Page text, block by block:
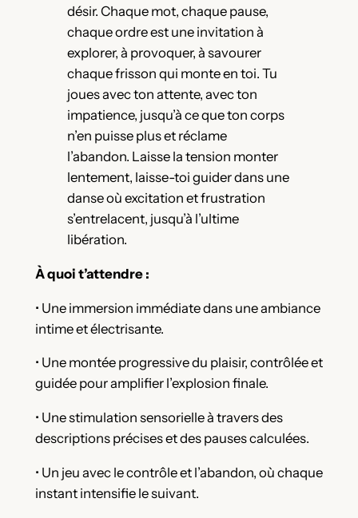
désir. Chaque mot, chaque pause,
chaque ordre est une invitation à
explorer, à provoquer, à savourer
chaque frisson qui monte en toi. Tu
joues avec ton attente, avec ton
impatience, jusqu’à ce que ton corps
n’en puisse plus et réclame
l’abandon. Laisse la tension monter
lentement, laisse-toi guider dans une
danse où excitation et frustration
s’entrelacent, jusqu’à l’ultime
libération.
À quoi t’attendre :
• Une immersion immédiate dans une ambiance
intime et électrisante.
• Une montée progressive du plaisir, contrôlée et
guidée pour amplifier l’explosion finale.
• Une stimulation sensorielle à travers des
descriptions précises et des pauses calculées.
• Un jeu avec le contrôle et l’abandon, où chaque
instant intensifie le suivant.